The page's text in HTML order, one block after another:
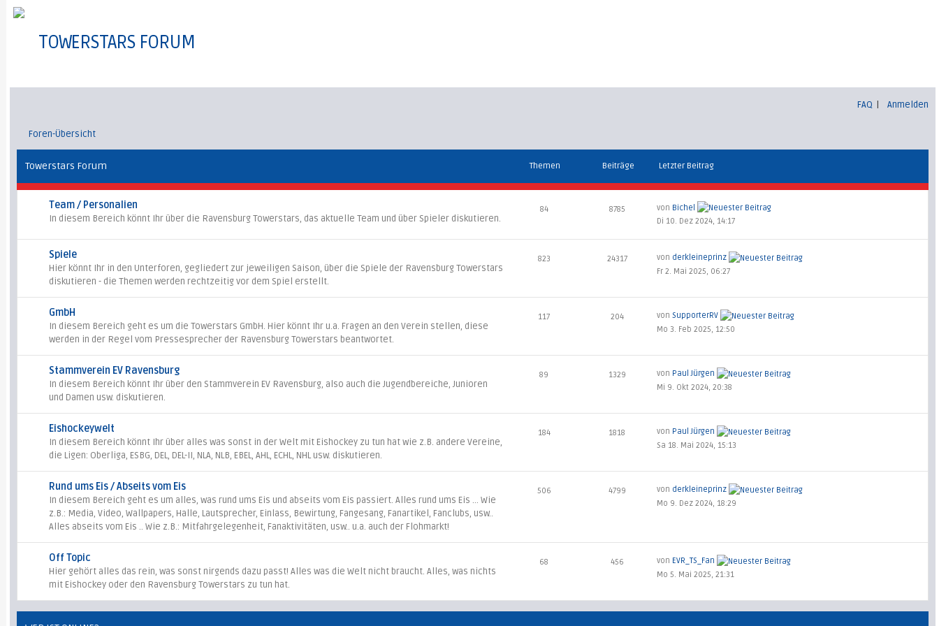
TOWERSTARS FORUM
FAQ Anmelden
Foren-Übersicht
Towerstars Forum Themen Beiträge Letzter Beitrag
Team / Personalien
In diesem Bereich könnt Ihr über die Ravensburg Towerstars, das aktuelle Team und über Spieler diskutieren.
84 8785 von Bichel
Di 10. Dez 2024, 14:17
Spiele
Hier könnt Ihr in den Unterforen, gegliedert zur jeweiligen Saison, über die Spiele der Ravensburg Towerstars
diskutieren - die Themen werden rechtzeitig vor dem Spiel erstellt.
823 24317 von derkleineprinz
Fr 2. Mai 2025, 06:27
GmbH
In diesem Bereich geht es um die Towerstars GmbH. Hier könnt Ihr u.a. Fragen an den Verein stellen, diese
werden in der Regel vom Pressesprecher der Ravensburg Towerstars beantwortet.
117 204 vonSupporterRV
Mo 3. Feb 2025, 12:50
Stammverein EV Ravensburg
In diesem Bereich könnt Ihr über den Stammverein EV Ravensburg, also auch die Jugendbereiche, Junioren
und Damen usw. diskutieren.
89 1329 von Paul Jürgen
Mi 9. Okt 2024, 20:38
Eishockeywelt
In diesem Bereich könnt Ihr über alles was sonst in der Welt mit Eishockey zu tun hat wie z.B. andere Vereine,
die Ligen: Oberliga, ESBG, DEL, DEL-II, NLA, NLB, EBEL, AHL, ECHL, NHL usw. diskutieren.
184 1818 von Paul Jürgen
Sa 18. Mai 2024, 15:13
Rund ums Eis / Abseits vom Eis
In diesem Bereich geht es um alles, was rund ums Eis und abseits vom Eis passiert. Alles rund ums Eis ... Wie
z.B.: Media, Video, Wallpapers, Halle, Lautsprecher, Einlass, Bewirtung, Fangesang, Fanartikel, Fanclubs, usw..
Alles abseits vom Eis .. Wie z.B.: Mitfahrgelegenheit, Fanaktivitäten, usw.. u.a. auch der Flohmarkt!
506 4799 von derkleineprinz
Mo 9. Dez 2024, 18:29
Off Topic
Hier gehört alles das rein, was sonst nirgends dazu passt! Alles was die Welt nicht braucht. Alles, was nichts
mit Eishockey oder den Ravensburg Towerstars zu tun hat.
68 456 von EVR_TS_Fan
Mo 5. Mai 2025, 21:31